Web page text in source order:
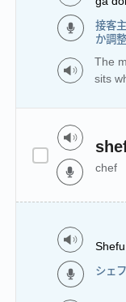
接客
か調
The
sits
chef
シェ